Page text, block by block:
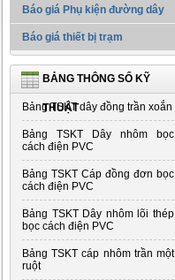
Báo giá Phụ kiện đường dây
Báo giá thiết bị trạm
BẢNG THÔNG SỐ KỸ
THUẬT
Bảng TSKT dây đồng trần xoắn
Bảng TSKT Dây nhôm bọc
cách điện PVC
Bảng TSKT Cáp đồng đơn bọc
cách điện PVC
Bảng TSKT Dây nhôm lõi thép
bọc cách điện PVC
Bảng TSKT cáp nhôm trần một
ruột